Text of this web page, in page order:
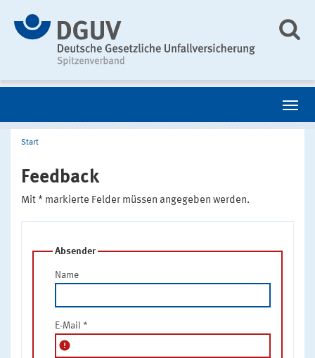
Start
Feedback
Mit * markierte Felder müssen angegeben werden.
Absender
Name
E-Mail *
error